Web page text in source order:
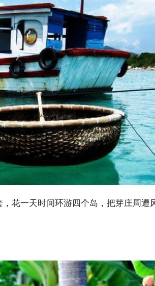
花一天时间环游四个岛，把芽庄周遭